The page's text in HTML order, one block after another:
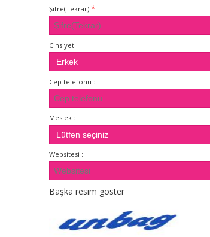
Şifre(Tekrar) * :
Cinsiyet :
Cep telefonu :
Meslek :
Websitesi :
Başka resim göster